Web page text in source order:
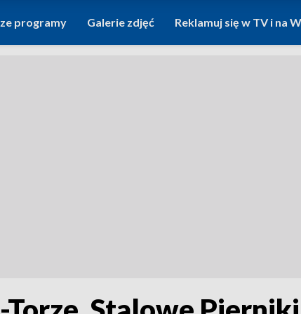
programy Galerie zdjęć Reklamuj się w TV i na